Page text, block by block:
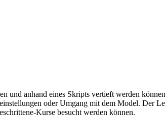
und anhand eines Skripts vertieft werden
oder Umgang mit dem Model. Der
Kurse besucht werden können.